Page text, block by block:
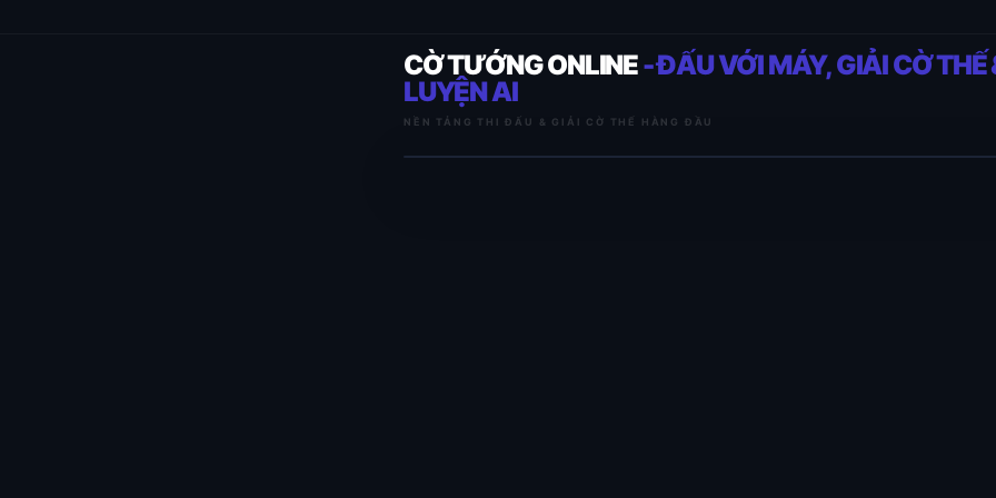
CỜ TƯỚNG ONLINE- ĐẤU VỚI MÁY, GIẢI CỜ THẾ
LUYỆN AI
NỀN TẢNG THI ĐẤU & GIẢI CỜ THẾ HÀNG ĐẦU